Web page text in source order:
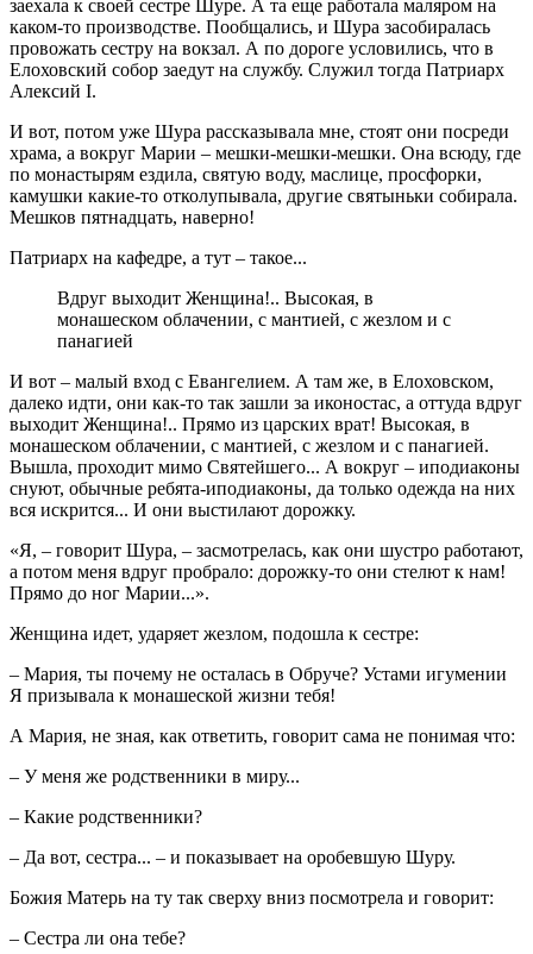
заехала к своей сестре Шуре. А та еще работала маляром на
каком-то производстве. Пообщались, и Шура засобиралась
провожать сестру на вокзал. А по дороге условились, что в
Елоховский собор заедут на службу. Служил тогда Патриарх
Алексий I.
И вот, потом уже Шура рассказывала мне, стоят они посреди
храма, а вокруг Марии – мешки-мешки-мешки. Она всюду, где
по монастырям ездила, святую воду, маслице, просфорки,
камушки какие-то отколупывала, другие святыньки собирала.
Мешков пятнадцать, наверно!
Патриарх на кафедре, а тут – такое...
Вдруг выходит Женщина!.. Высокая, в
монашеском облачении, с мантией, с жезлом и с
панагией
И вот – малый вход с Евангелием. А там же, в Елоховском,
далеко идти, они как-то так зашли за иконостас, а оттуда вдруг
выходит Женщина!.. Прямо из царских врат! Высокая, в
монашеском облачении, с мантией, с жезлом и с панагией.
Вышла, проходит мимо Святейшего... А вокруг – иподиаконы
снуют, обычные ребята-иподиаконы, да только одежда на них
вся искрится... И они выстилают дорожку.
«Я, – говорит Шура, – засмотрелась, как они шустро работают,
а потом меня вдруг пробрало: дорожку-то они стелют к нам!
Прямо до ног Марии...».
Женщина идет, ударяет жезлом, подошла к сестре:
– Мария, ты почему не осталась в Обруче? Устами игумении
Я призывала к монашеской жизни тебя!
А Мария, не зная, как ответить, говорит сама не понимая что:
– У меня же родственники в миру...
– Какие родственники?
– Да вот, сестра... – и показывает на оробевшую Шуру.
Божия Матерь на ту так сверху вниз посмотрела и говорит:
– Сестра ли она тебе?